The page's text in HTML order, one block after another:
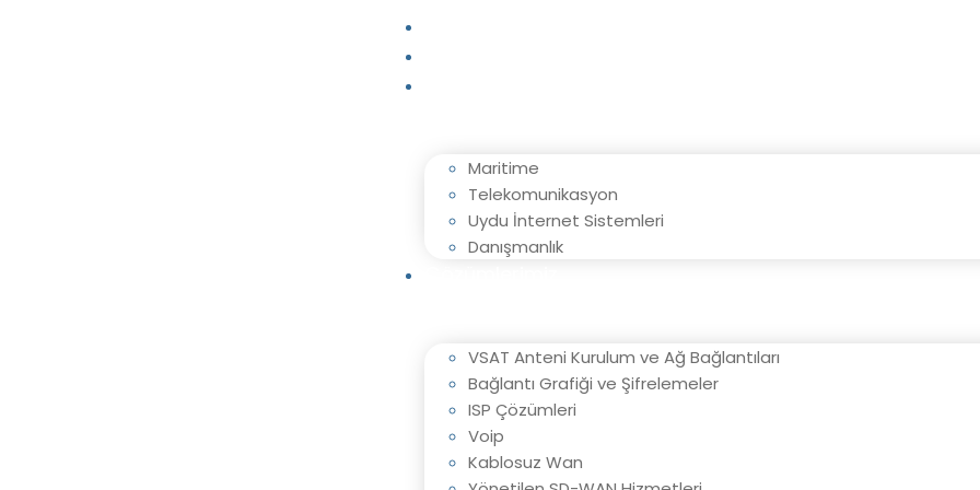
Maritime
Telekomunikasyon
Uydu İnternet Sistemleri
Danışmanlık
VSAT Anteni Kurulum ve Ağ Bağlantıları
Bağlantı Grafiği ve Şifrelemeler
ISP Çözümleri
Voip
Kablosuz Wan